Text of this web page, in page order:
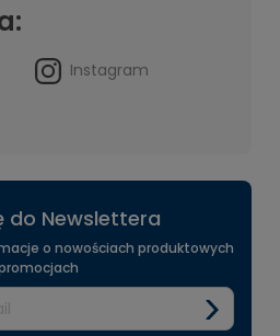
Instagram
do Newslettera
o nowościach produktowych